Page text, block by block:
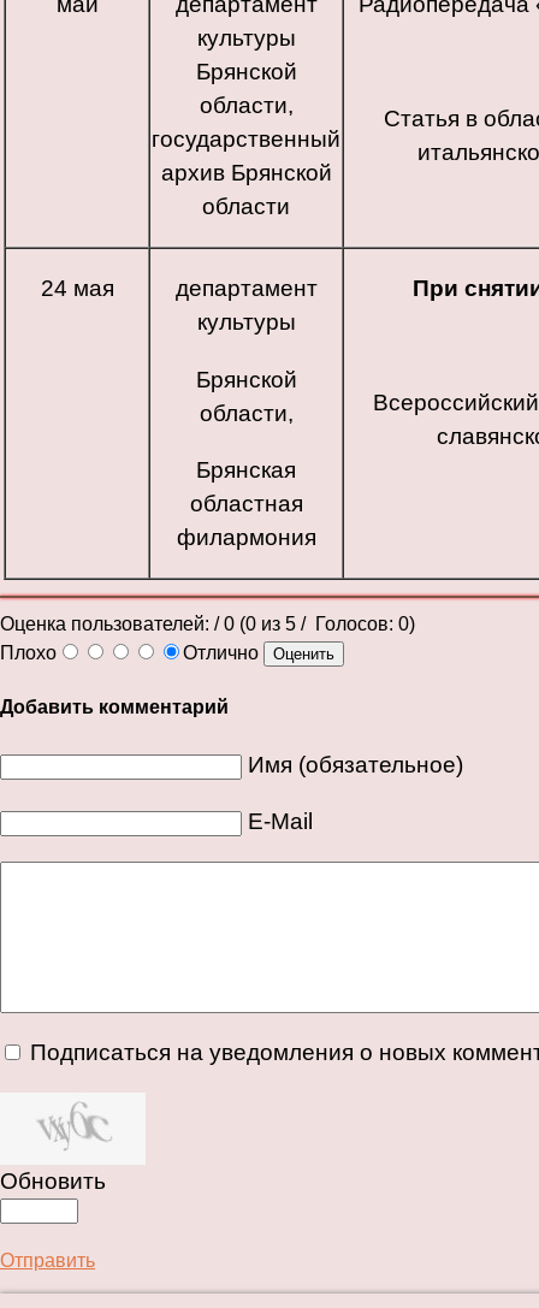
культуры
Брянской
области,
государственный
архив Брянской
области
Статья в
24 мая
департамент
культуры
Брянской
области,
Брянская
областная
филармония
При
Оценка пользователей: / 0 (0 из 5 / Голосов: 0)
Плохо
Отлично
Добавить комментарий
Имя (обязательное)
E-Mail
Подписаться на уведомления о новых
Обновить
Отправить